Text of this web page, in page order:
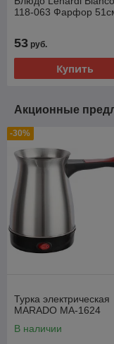
118-063 Фарфор
53 руб.
Купить
Акционные
-30%
Турка электрическая
MARADO MA-1624
В наличии